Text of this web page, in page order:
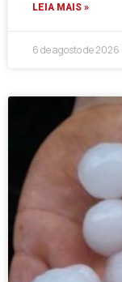
LEIA MAIS »
6 de agosto de 2026